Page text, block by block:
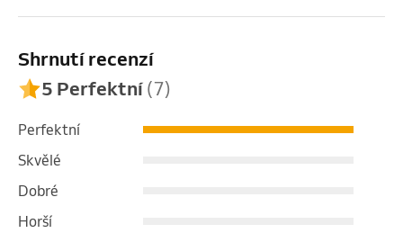
Shrnutí recenzí
5 Perfektní(7)
Perfektní
Skvělé
Dobré
Horší